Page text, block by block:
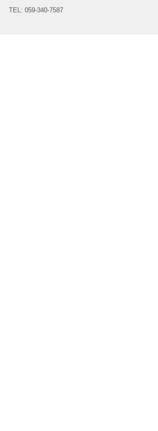
TEL: 059-340-7587